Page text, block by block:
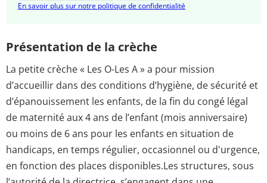
En savoir plus sur notre politique de confidentialité
Présentation de la crèche
La petite crèche « Les O-Les A » a pour mission
d’accueillir dans des conditions d’hygiène, de sécurité et
d’épanouissement les enfants, de la fin du congé légal
de maternité aux 4 ans de l’enfant (mois anniversaire)
ou moins de 6 ans pour les enfants en situation de
handicaps, en temps régulier, occasionnel ou d'urgence,
en fonction des places disponibles.Les structures, sous